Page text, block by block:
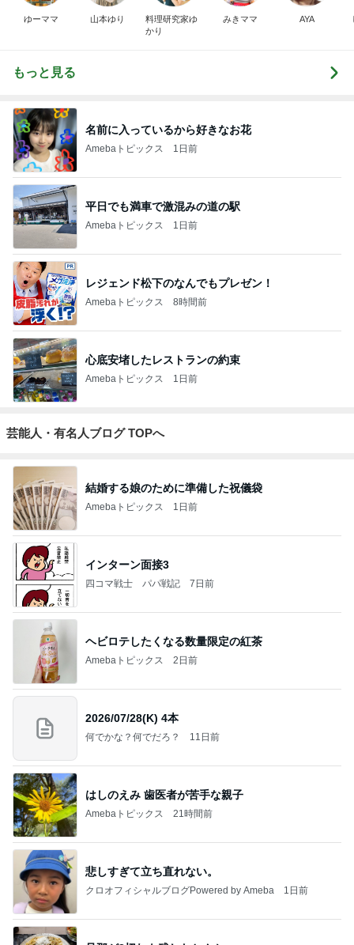
ゆーママ 山本ゆり
料理研究家ゆ
かり
みきママ AYA
もっと見る
名前に入っているから好きなお花
Amebaトピックス 1日前
平日でも満車で激混みの道の駅
Amebaトピックス 1日前
レジェンド松下のなんでもプレゼン！
Amebaトピックス 8時間前
心底安堵したレストランの約束
Amebaトピックス 1日前
芸能人・有名人ブログ TOPへ
結婚する娘のために準備した祝儀袋
Amebaトピックス 1日前
インターン面接3
四コマ戦士 パパ戦記 7日前
ヘビロテしたくなる数量限定の紅茶
Amebaトピックス 2日前
2026/07/28(K) 4本
何でかな？何でだろ？ 11日前
はしのえみ 歯医者が苦手な親子
Amebaトピックス 21時間前
悲しすぎて立ち直れない。
クロオフィシャルブログPowered by Ameba 1日前